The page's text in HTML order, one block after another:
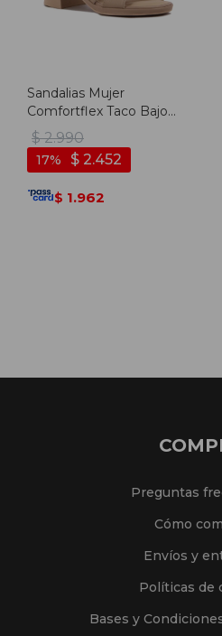
Sandalias Mujer
Comfortflex Taco Bajo
Cuadrado - Moca
$ 2.990
$ 2.452
17
$ 1.962
Preguntas
Cómo
Envíos y
Políticas de
Bases y